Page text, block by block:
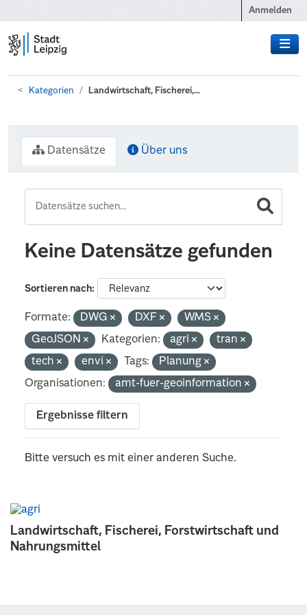
Anmelden
Kategorien Landwirtschaft, Fischerei,...
Landwirtschaft, Fischerei, Forstwirtschaft und
Nahrungsmittel
Datensätze Über uns
Keine Datensätze gefunden
Sortieren nach
Formate: DWG DXF
WMS
GeoJSON
Kategorien: agri
tran
tech
envi Tags:
Planung
Organisationen:
amt-fuer-geoinformation
Ergebnisse filtern
Bitte versuch es mit einer anderen Suche.